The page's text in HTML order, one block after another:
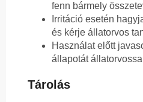
fenn bármely
Irritáció esetén
és kérje állatorvos
Használat előtt
állapotát
Tárolás